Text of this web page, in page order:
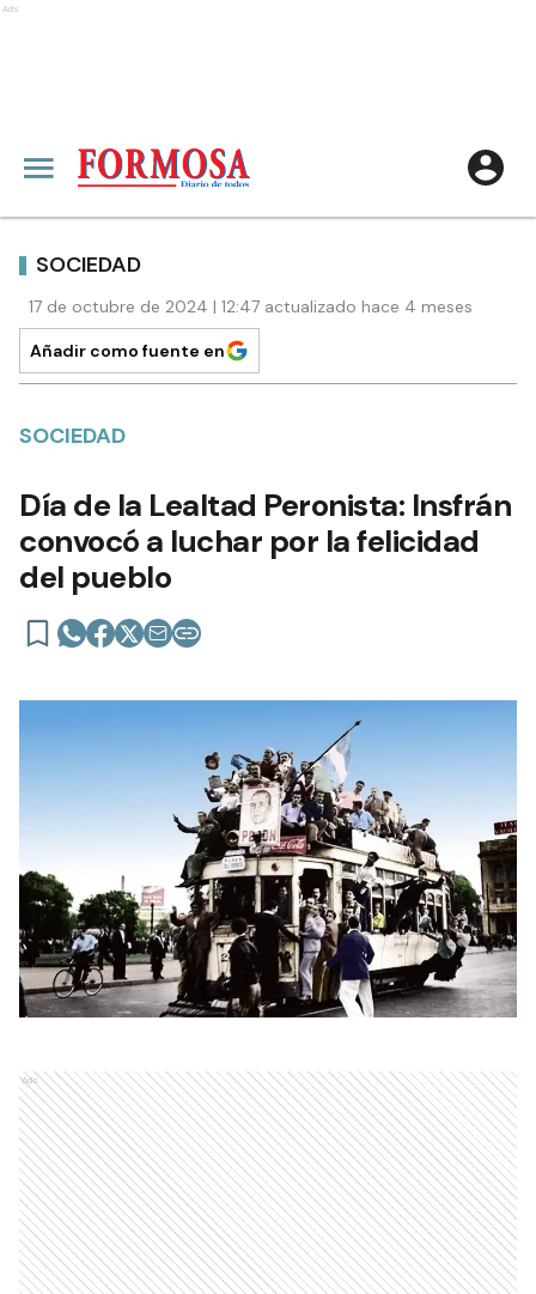
Ads
SOCIEDAD
17 de octubre de 2024 | 12:47 actualizado hace 4 meses
Añadir como fuente en
SOCIEDAD
Día de la Lealtad Peronista: Insfrán
convocó a luchar por la felicidad
del pueblo
Ads